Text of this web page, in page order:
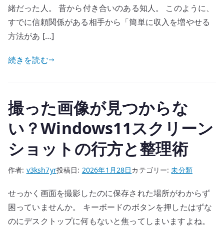
緒だった人。 昔から付き合いのある知人。 このように、
すでに信頼関係がある相手から「簡単に収入を増やせる
方法があ […]
続きを読む
撮った画像が見つからな
い？Windows11スクリーン
ショットの行方と整理術
作者: v3ksh7yr投稿日: 2026年1月28日カテゴリー:未分類
せっかく画面を撮影したのに保存された場所がわからず
困っていませんか。 キーボードのボタンを押したはずな
のにデスクトップに何もないと焦ってしまいますよね。